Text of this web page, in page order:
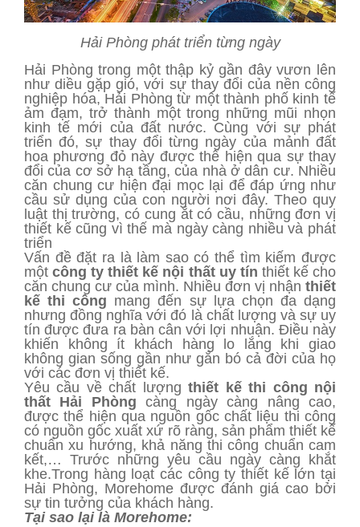
Hải Phòng phát triển từng ngày
Hải Phòng trong một thập kỷ gần đây vươn lên
như diều gặp gió, với sự thay đổi của nền công
nghiệp hóa, Hải Phòng từ một thành phố kinh tế
ảm đạm, trở thành một trong những mũi nhọn
kinh tế mới của đất nước. Cùng với sự phát
triển đó, sự thay đổi từng ngày của mảnh đất
hoa phương đỏ này được thể hiện qua sự thay
đổi của cơ sở hạ tầng, của nhà ở dân cư. Nhiều
căn chung cư hiện đại mọc lại để đáp ứng như
cầu sử dụng của con người nơi đây. Theo quy
luật thị trường, có cung ắt có cầu, những đơn vị
thiết kế cũng vì thế mà ngày càng nhiều và phát
triển
Vấn đề đặt ra là làm sao có thể tìm kiếm được
mộtcông ty thiết kế nội thất uy tín thiết kế cho
căn chung cư của mình. Nhiều đơn vị nhận thiết
kế thi công mang đến sự lựa chọn đa dạng
nhưng đồng nghĩa với đó là chất lượng và sự uy
tín được đưa ra bàn cân với lợi nhuận. Điều này
khiến không ít khách hàng lo lắng khi giao
không gian sống gần như gắn bó cả đời của họ
với các đơn vị thiết kế.
Yêu cầu về chất lượngthiết kế thi công nội
thất Hải Phòng càng ngày càng nâng cao,
được thể hiện qua nguồn gốc chất liệu thi công
có nguồn gốc xuất xứ rõ ràng, sản phẩm thiết kế
chuẩn xu hướng, khả năng thi công chuẩn cam
kết,… Trước những yêu cầu ngày càng khắt
khe.Trong hàng loạt các công ty thiết kế lớn tại
Hải Phòng, Morehome được đánh giá cao bởi
sự tin tưởng của khách hàng.
Tại sao lại là Morehome: